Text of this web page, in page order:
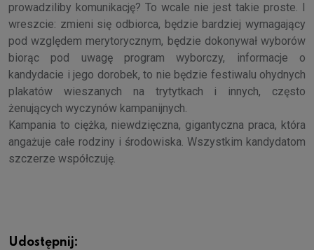
prowadziliby komunikację? To wcale nie jest takie proste. I
wreszcie: zmieni się odbiorca, będzie bardziej wymagający
pod względem merytorycznym, będzie dokonywał wyborów
biorąc pod uwagę program wyborczy, informacje o
kandydacie i jego dorobek, to nie będzie festiwalu ohydnych
plakatów wieszanych na trytytkach i innych, często
żenujących wyczynów kampanijnych.
Kampania to ciężka, niewdzięczna, gigantyczna praca, która
angażuje całe rodziny i środowiska. Wszystkim kandydatom
szczerze współczuję.
Udostępnij: